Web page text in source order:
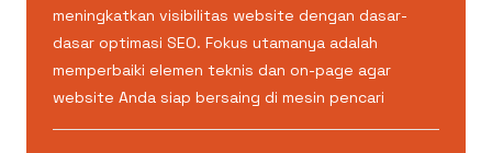
meningkatkan visibilitas website dengan dasar-
dasar optimasi SEO. Fokus utamanya adalah
memperbaiki elemen teknis dan on-page agar
website Anda siap bersaing di mesin pencari